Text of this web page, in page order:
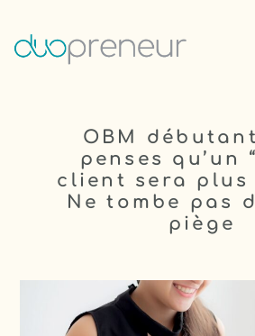
OBM
penses qu’un
client sera plus
Ne tombe pas
piège